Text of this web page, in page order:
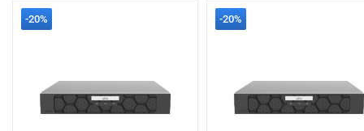
-20% -20%